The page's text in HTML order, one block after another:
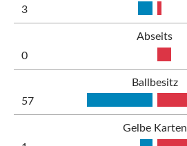
3
Abseits
0
Ballbesitz
57
Gelbe Karten